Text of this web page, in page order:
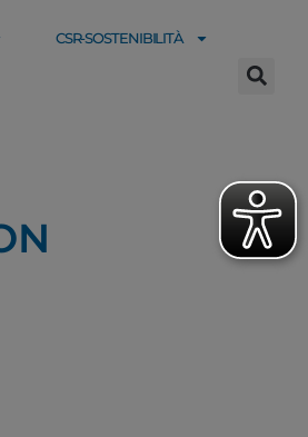
CSR-SOSTENIBILITÀ